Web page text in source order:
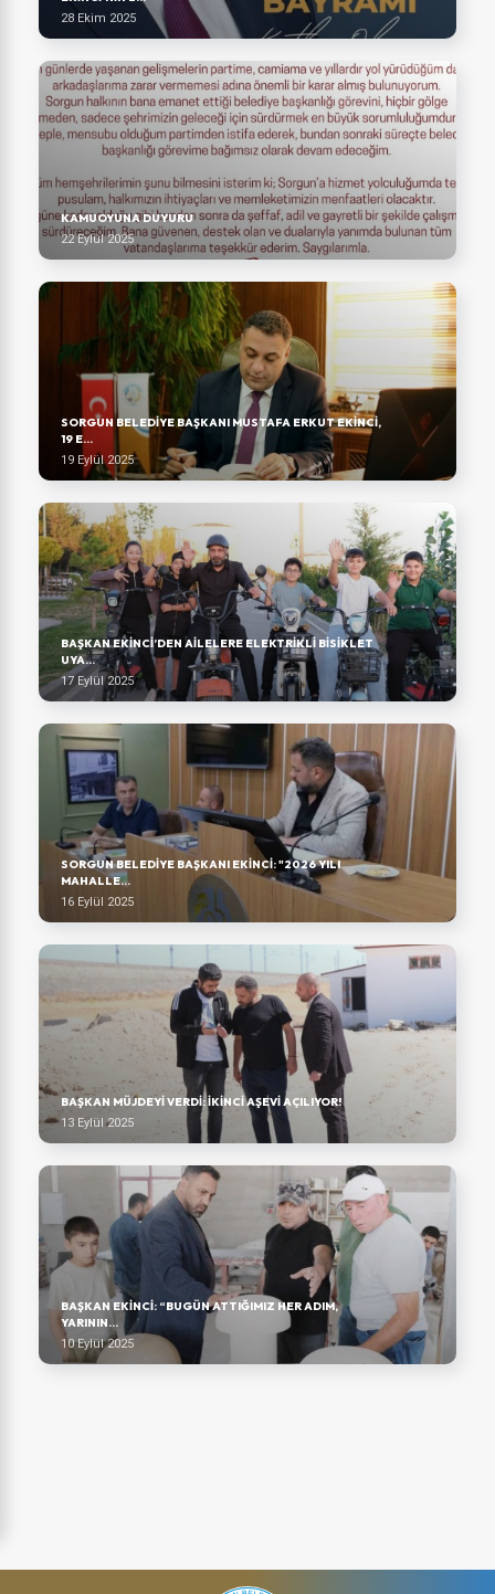
28 Ekim 2025
KAMUOYUNA DUYURU
22 Eylül 2025
SORGUN BELEDIYE BAŞKANI MUSTAFA ERKUT EKINCI,
19 E...
19 Eylül 2025
BAŞKAN EKINCI’DEN AILELERE ELEKTRIKLI BISIKLET
UYA...
17 Eylül 2025
SORGUN BELEDIYE BAŞKANI EKINCI: "2026 YILI
MAHALLE...
16 Eylül 2025
BAŞKAN MÜJDEYI VERDI: İKINCI AŞEVI AÇILIYOR!
13 Eylül 2025
BAŞKAN EKINCI: “BUGÜN ATTIĞIMIZ HER ADIM,
YARININ...
10 Eylül 2025